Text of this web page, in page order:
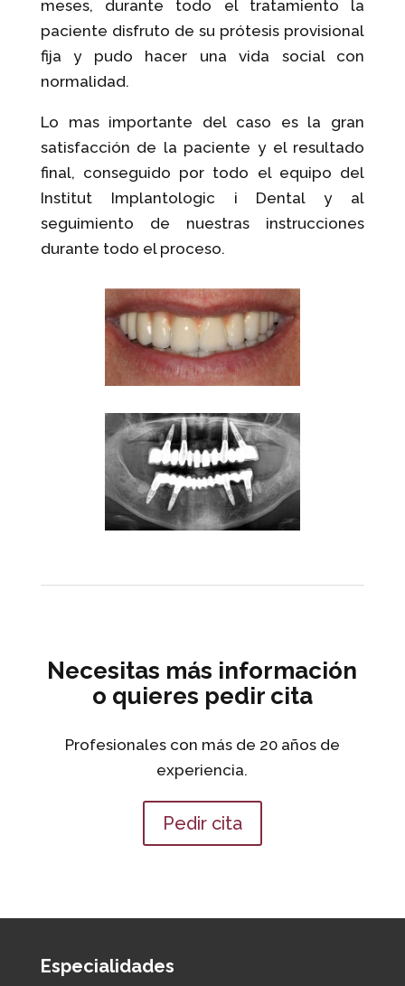
meses, durante todo el tratamiento la
paciente disfruto de su prótesis provisional
fija y pudo hacer una vida social con
normalidad.
Lo mas importante del caso es la gran
satisfacción de la paciente y el resultado
final, conseguido por todo el equipo del
Institut Implantologic i Dental y al
seguimiento de nuestras instrucciones
durante todo el proceso.
Necesitas más información
o quieres pedir cita
Profesionales con más de 20 años de
experiencia.
Pedir cita
Especialidades